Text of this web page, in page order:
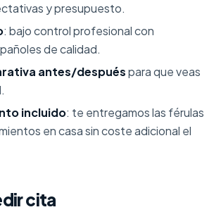
y presupuesto.
: bajo control profesional con
de calidad.
antes/despuéspara que veas
incluido: te entregamos las férulas
en casa sin coste adicional el
cita